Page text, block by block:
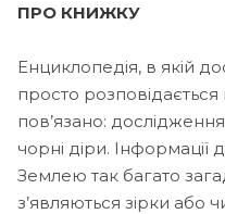
ПРО КНИЖКУ
Енциклопедія, в якій
просто
пов’язано:
чорні діри.
Землею так багато
з’являються зірки або